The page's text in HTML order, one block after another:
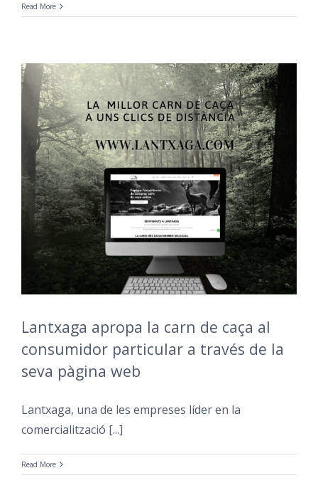
Read More
Lantxaga apropa la carn de caça al
consumidor particular a través de la
seva pàgina web
Lantxaga, una de les empreses líder en la
comercialització [...]
Read More